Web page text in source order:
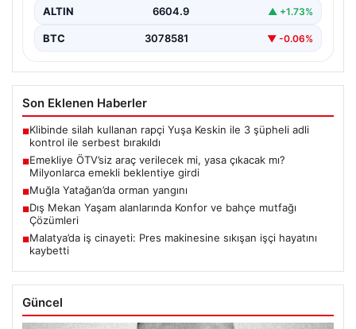
ALTIN 6604.9 ▲ +1.73%
BTC 3078581 ▼ -0.06%
Son Eklenen Haberler
■Klibinde silah kullanan rapçi Yuşa Keskin ile 3 şüpheli adli
kontrol ile serbest bırakıldı
■Emekliye ÖTV’siz araç verilecek mi, yasa çıkacak mı?
Milyonlarca emekli beklentiye girdi
■Muğla Yatağan’da orman yangını
■Dış Mekan Yaşam alanlarında Konfor ve bahçe mutfağı
Çözümleri
■Malatya’da iş cinayeti: Pres makinesine sıkışan işçi hayatını
kaybetti
Güncel